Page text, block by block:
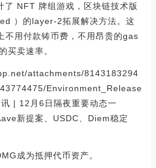
了 NFT 牌组游戏，区块链技术版
）的layer-2拓展解决方法。这
用付款铸币费，不用昂贵的gas
买卖速率。
attachments/8143183294
Environment_Release
| 12月6日隔夜重要动态一
新提案、USDC、Diem稳定
成为抵押代币资产。